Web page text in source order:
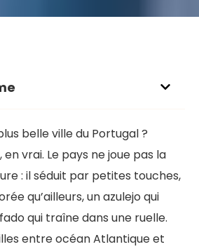
belle ville du Portugal ?
en vrai. Le pays ne joue pas la
: il séduit par petites touches,
qu’ailleurs, un azulejo qui
qui traîne dans une ruelle.
entre océan Atlantique et